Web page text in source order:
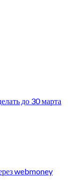
до 30 марта
webmoney